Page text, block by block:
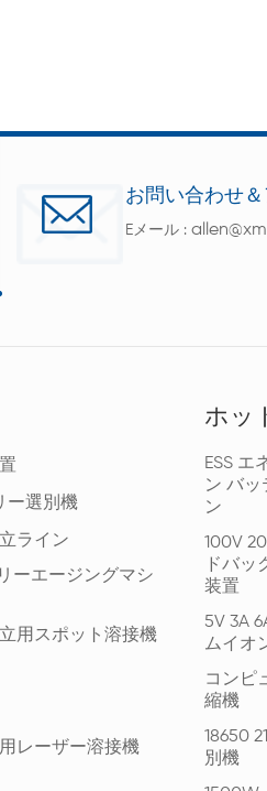
お問い合わせ
Eメール :
ー選別機
ライン
ーエージングマシ
用スポット溶接機
レーザー溶接機
ホッ
ESS エ
ン バッ
ン
100V
ドバ
装置
5V 3A
ムイオ
コンピ
縮機
18650
別機